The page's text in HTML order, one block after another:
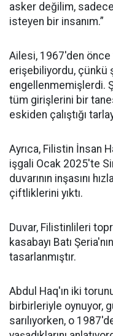
asker değilim,
isteyen bir insanım.”
Ailesi, 1967'den
erişebiliyordu, çünkü
engellenmemişlerdi.
tüm girişlerini bir
eskiden çalıştığı
Ayrıca, Filistin İnsan
işgali Ocak 2025'te
duvarının inşasını
çiftliklerini yıktı.
Duvar, Filistinlileri
kasabayı Batı
tasarlanmıştır.
Abdul Haq'ın iki
birbirleriyle oynuyor,
sarılıyorken, o